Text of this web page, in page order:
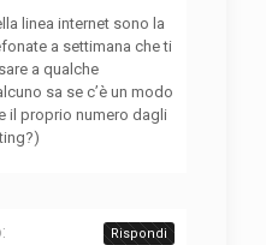
linea internet sono la
a settimana che ti
a qualche
sa se c’è un modo
il proprio numero dagli
Rispondi